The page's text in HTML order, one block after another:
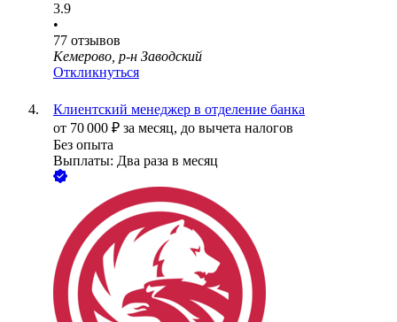
3.9
•
77 отзывов
Кемерово, р-н Заводский
Откликнуться
Клиентский менеджер в отделение банка
от 70 000 ₽ за месяц, до вычета налогов
Без опыта
Выплаты: Два раза в месяц